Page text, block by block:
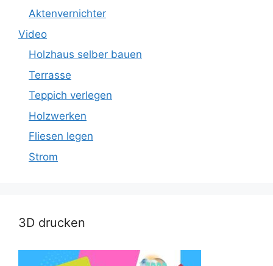
Aktenvernichter
Video
Holzhaus selber bauen
Terrasse
Teppich verlegen
Holzwerken
Fliesen legen
Strom
3D drucken